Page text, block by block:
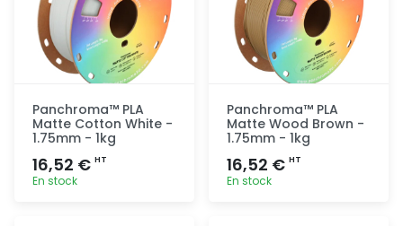
Panchroma™ PLA
Matte Cotton White -
1.75mm - 1kg
16,52 € HT
En stock
Panchroma™ PLA
Matte Wood Brown -
1.75mm - 1kg
16,52 € HT
En stock